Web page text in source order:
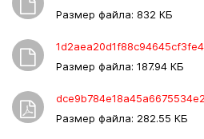
Размер файла: 832 КБ
Размер файла: 187.94 КБ
Размер файла: 282.55 КБ